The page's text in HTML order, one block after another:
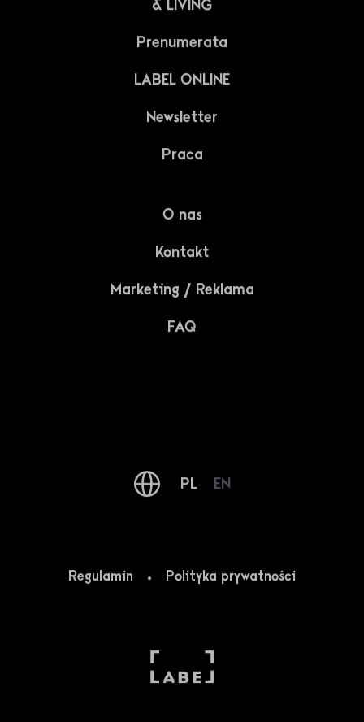
Student
Pasjonat
Media
Polityką prywatności
* - Pole jest wymagane
& LIVING
Prenumerata
LABEL ONLINE
Newsletter
Praca
O nas
Kontakt
Marketing / Reklama
FAQ
PL EN
Regulamin Polityka prywatności